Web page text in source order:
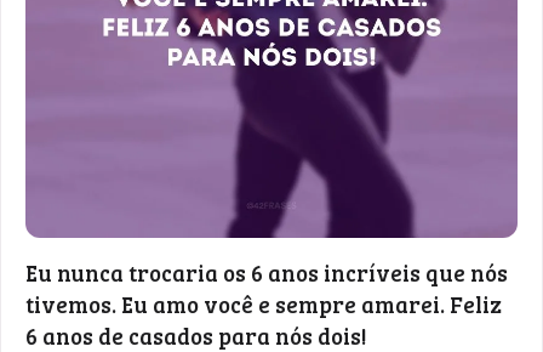
Eu nunca trocaria os 6 anos incríveis que nós
tivemos. Eu amo você e sempre amarei. Feliz
6 anos de casados para nós dois!